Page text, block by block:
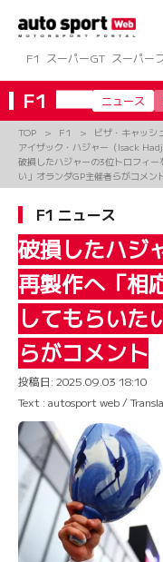
ツ
へ
ス
キ
F1 スーパーGT スーパー
F1 ニュース
TOP F1
ビザ・キャッシ
アイザック・ハジャー（Isack
破損したハジャーの3位トロフィ
い」オランダGP主催者らがコメン
F1 ニュース
破損したハジ
再製作へ「相
してもらいた
らがコメント
投稿日: 2025.09.03 18:10
Text : autosport web /